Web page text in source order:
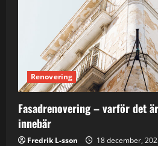
Renovering
Fasadrenovering – varför det
innebär
Fredrik L-sson 18 december,